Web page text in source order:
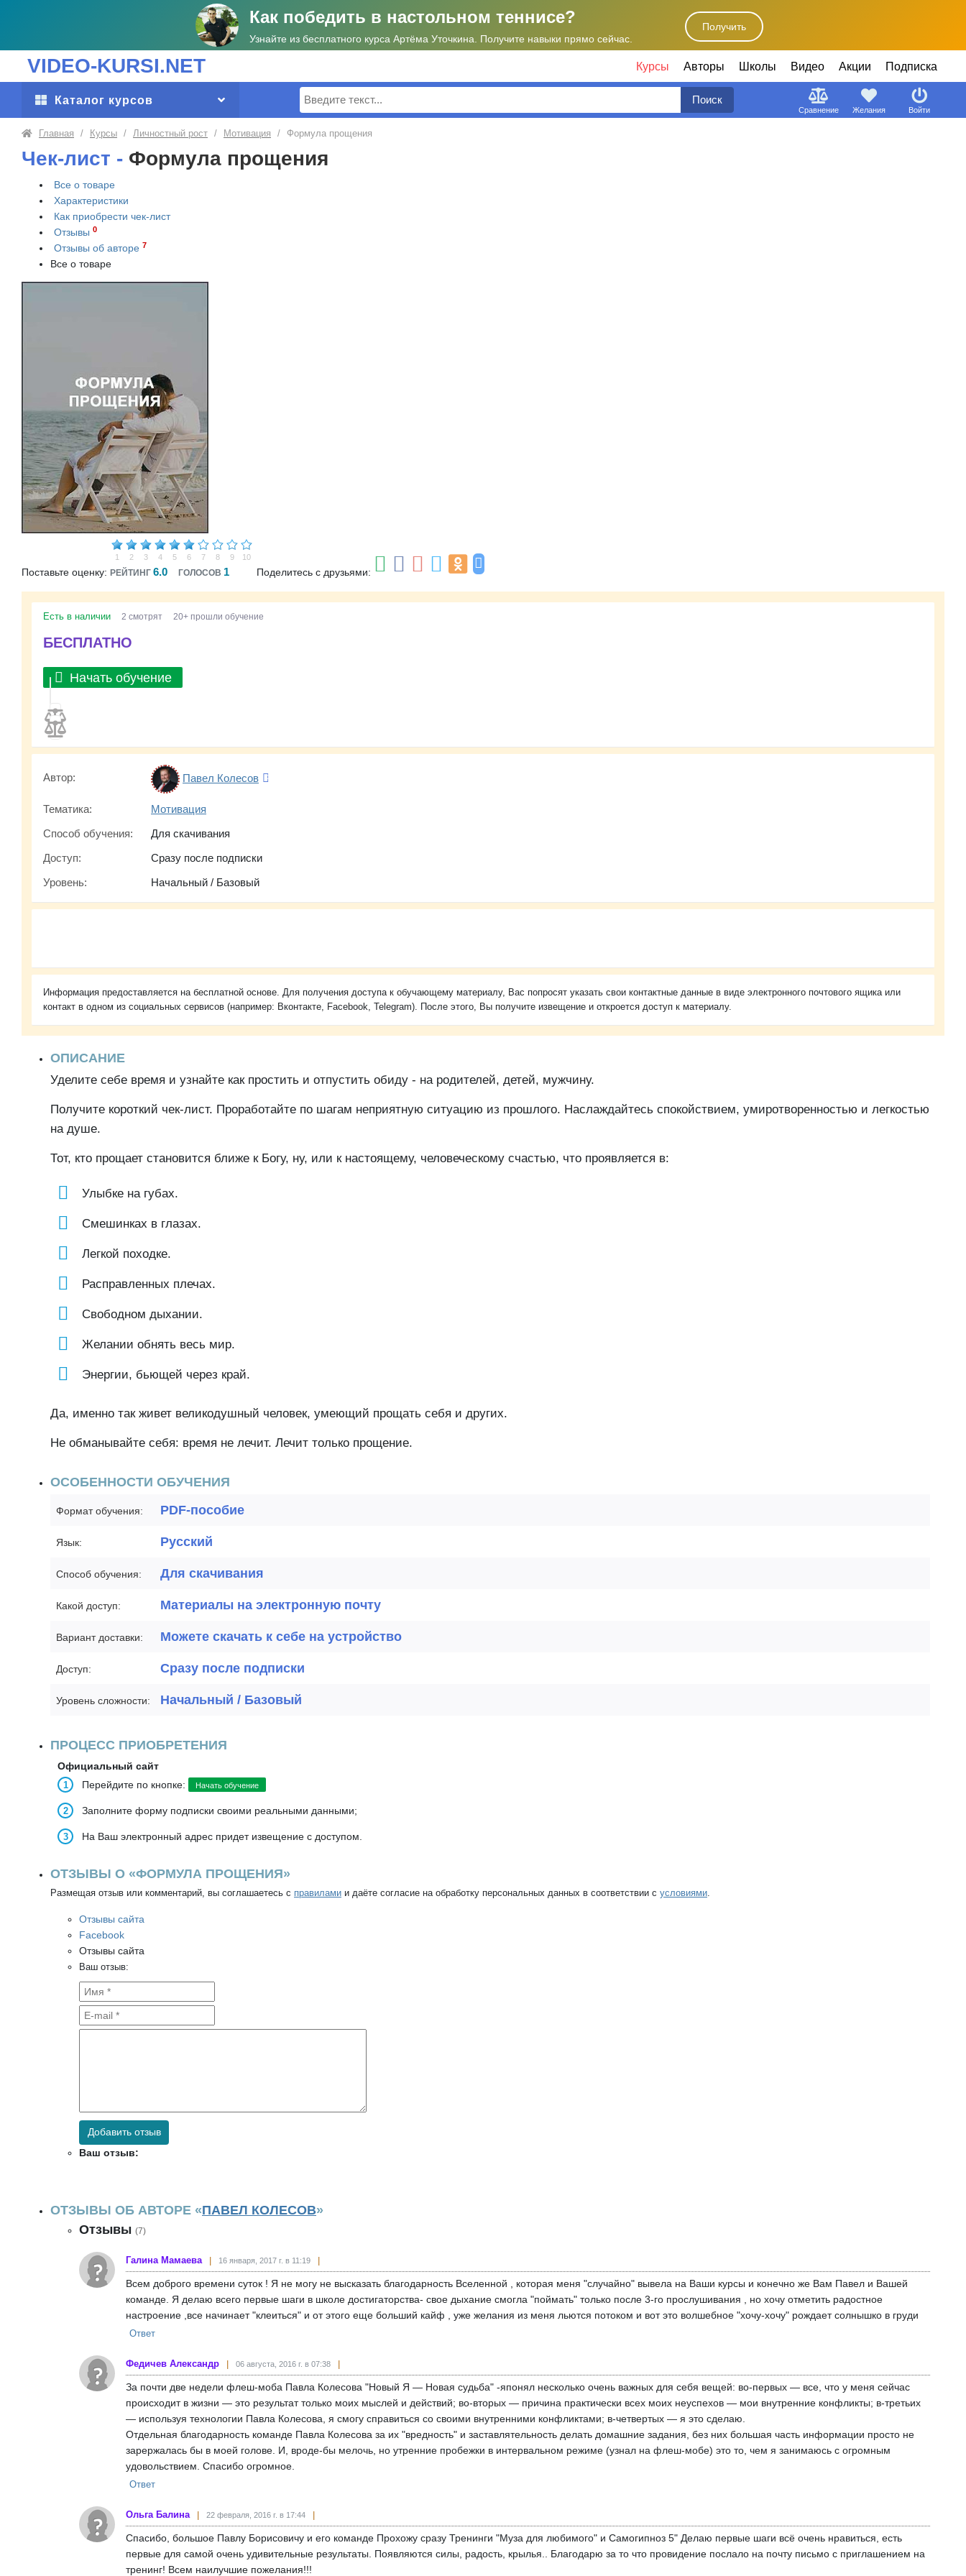
Как победить в настольном теннисе?
Узнайте из бесплатного курса Артёма Уточкина. Получите навыки прямо сейчас.
Получить
VIDEO-KURSI.NET Курсы Авторы Школы Видео Акции Подписка
Каталог курсов Поиск Поиск
Сравнение Желания Войти
Главная / Курсы / Личностный рост / Мотивация / Формула прощения
Чек-лист - Формула прощения
Все о товаре
Характеристики
Как приобрести чек-лист
Отзывы 0
Отзывы об авторе 7
Все о товаре
Поставьте оценку:
10
9
8
7
6
5
4
3
2
1
РЕЙТИНГ 6.0 ГОЛОСОВ 1 Поделитесь с друзьями:
Есть в наличии 2 смотрят 20+ прошли обучение
БЕСПЛАТНО
Начать обучение
Автор: Павел Колесов
Тематика:
Мотивация
Способ обучения:
Для скачивания
Доступ:
Сразу после подписки
Уровень:
Начальный / Базовый
Информация предоставляется на бесплатной основе. Для получения доступа к обучающему материалу, Вас попросят указать свои контактные данные в виде электронного почтового ящика или
контакт в одном из социальных сервисов (например: Вконтакте, Facebook, Telegram). После этого, Вы получите извещение и откроется доступ к материалу.
ОПИСАНИЕ
Уделите себе время и узнайте как простить и отпустить обиду - на родителей, детей, мужчину.
Получите короткий чек-лист. Проработайте по шагам неприятную ситуацию из прошлого. Наслаждайтесь спокойствием, умиротворенностью и легкостью
на душе.
Тот, кто прощает становится ближе к Богу, ну, или к настоящему, человеческому счастью, что проявляется в:
Улыбке на губах.
Смешинках в глазах.
Легкой походке.
Расправленных плечах.
Свободном дыхании.
Желании обнять весь мир.
Энергии, бьющей через край.
Да, именно так живет великодушный человек, умеющий прощать себя и других.
Не обманывайте себя: время не лечит. Лечит только прощение.
ОСОБЕННОСТИ ОБУЧЕНИЯ
Формат обучения: PDF-пособие
Язык: Русский
Способ обучения: Для скачивания
Какой доступ: Материалы на электронную почту
Вариант доставки: Можете скачать к себе на устройство
Доступ: Сразу после подписки
Уровень сложности: Начальный / Базовый
ПРОЦЕСС ПРИОБРЕТЕНИЯ
Официальный сайт
Перейдите по кнопке:
Начать обучение
Заполните форму подписки своими реальными данными;
На Ваш электронный адрес придет извещение с доступом.
ОТЗЫВЫ О «ФОРМУЛА ПРОЩЕНИЯ»
Размещая отзыв или комментарий, вы соглашаетесь с правилами и даёте согласие на обработку персональных данных в соответствии с условиями.
Отзывы сайта
Facebook
Отзывы сайта
Ваш отзыв:
Добавить отзыв
Ваш отзыв:
ОТЗЫВЫ ОБ АВТОРЕ «ПАВЕЛ КОЛЕСОВ»
Отзывы (7)
Галина Мамаева 16 января, 2017 г. в 11:19
Всем доброго времени суток ! Я не могу не высказать благодарность Вселенной , которая меня "случайно" вывела на Ваши курсы и конечно же Вам Павел и Вашей
команде. Я делаю всего первые шаги в школе достигаторства- свое дыхание смогла "поймать" только после 3-го прослушивания , но хочу отметить радостное
настроение ,все начинает "клеиться" и от этого еще больший кайф , уже желания из меня льются потоком и вот это волшебное "хочу-хочу" рождает солнышко в груди
Ответ
Федичев Александр 06 августа, 2016 г. в 07:38
За почти две недели флеш-моба Павла Колесова "Новый Я — Новая судьба" -японял несколько очень важных для себя вещей: во-первых — все, что у меня сейчас
происходит в жизни — это результат только моих мыслей и действий; во-вторых — причина практически всех моих неуспехов — мои внутренние конфликты; в-третьих
— используя технологии Павла Колесова, я смогу справиться со своими внутренними конфликтами; в-четвертых — я это сделаю.
Отдельная благодарность команде Павла Колесова за их "вредность" и заставлятельность делать домашние задания, без них большая часть информации просто не
зарержалась бы в моей голове. И, вроде-бы мелочь, но утренние пробежки в интервальном режиме (узнал на флеш-мобе) это то, чем я занимаюсь с огромным
удовольствием. Спасибо огромное.
Ответ
Ольга Балина 22 февраля, 2016 г. в 17:44
Спасибо, большое Павлу Борисовичу и его команде Прохожу сразу Тренинги "Муза для любимого" и Самогипноз 5" Делаю первые шаги всё очень нравиться, есть
первые для самой очень удивительные результаты. Появляются силы, радость, крылья.. Благодарю за то что провидение послало на почту письмо с приглашением на
тренинг! Всем наилучшие пожелания!!!